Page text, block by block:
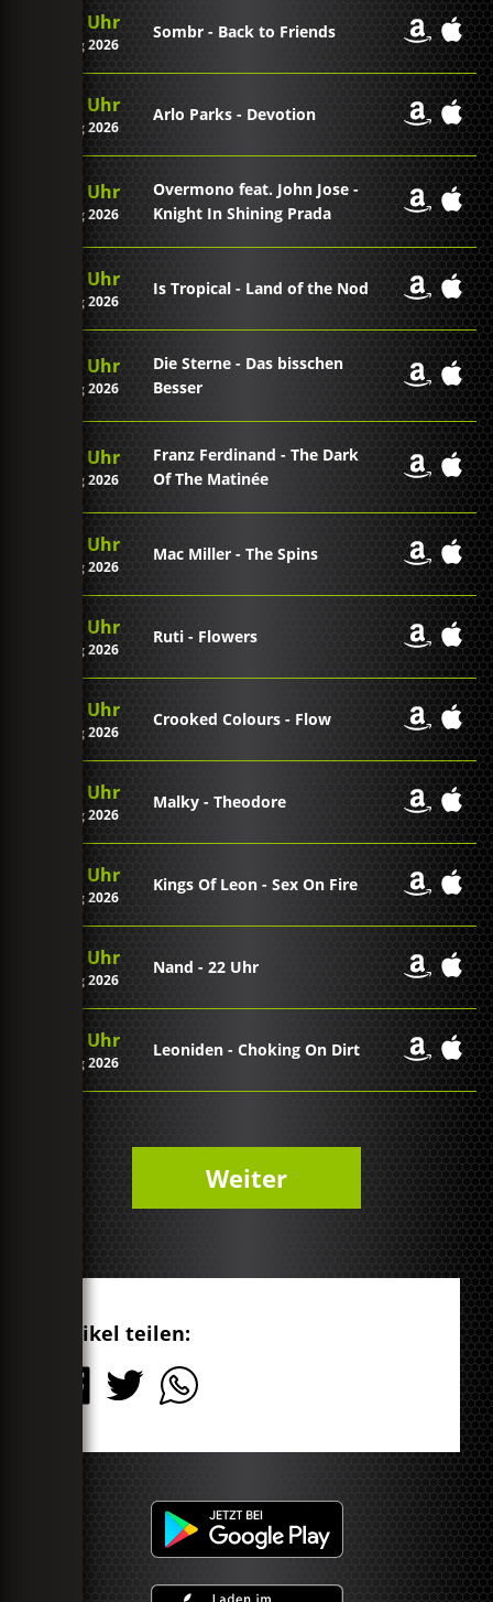
23:36 Uhr
06. Aug 2026
Sombr - Back to Friends
23:33 Uhr
06. Aug 2026
Arlo Parks - Devotion
23:29 Uhr
06. Aug 2026
Overmono feat. John Jose -
Knight In Shining Prada
23:27 Uhr
06. Aug 2026
Is Tropical - Land of the Nod
23:23 Uhr
06. Aug 2026
Die Sterne - Das bisschen
Besser
23:19 Uhr
06. Aug 2026
Franz Ferdinand - The Dark
Of The Matinée
23:15 Uhr
06. Aug 2026
Mac Miller - The Spins
23:12 Uhr
06. Aug 2026
Ruti - Flowers
23:05 Uhr
06. Aug 2026
Crooked Colours - Flow
23:01 Uhr
06. Aug 2026
Malky - Theodore
22:58 Uhr
06. Aug 2026
Kings Of Leon - Sex On Fire
22:56 Uhr
06. Aug 2026
Nand - 22 Uhr
22:53 Uhr
06. Aug 2026
Leoniden - Choking On Dirt
Weiter
Artikel teilen: